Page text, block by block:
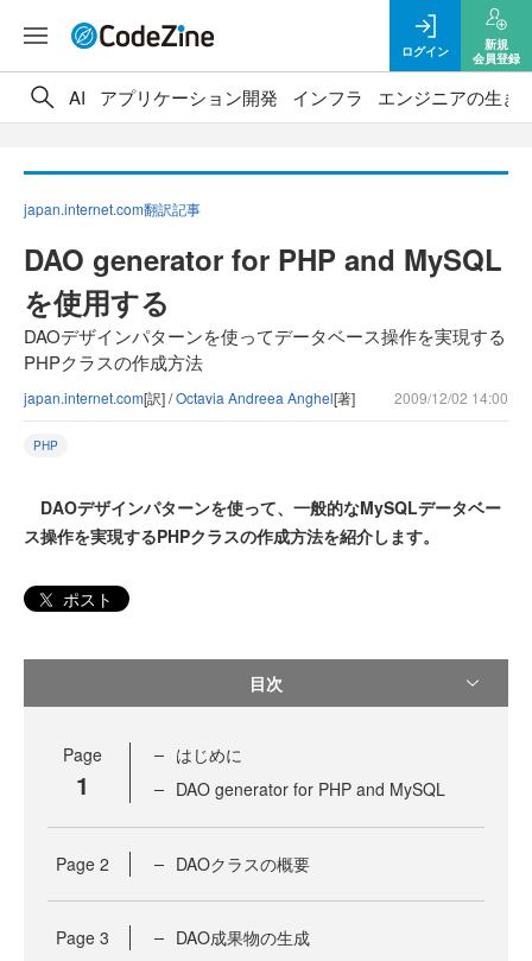
ログイン
新規
会員登録
AI アプリケーション開発 インフラ エンジニアの生き
japan.internet.com翻訳記事
DAO generator for PHP and MySQL
を使用する
DAOデザインパターンを使ってデータベース操作を実現する
PHPクラスの作成方法
japan.internet.com[訳] /Octavia Andreea Anghel[著] 2009/12/02 14:00
PHP
DAOデザインパターンを使って、一般的なMySQLデータベー
ス操作を実現するPHPクラスの作成方法を紹介します。
ポスト
目次
Page
1
はじめに
DAO generator for PHP and MySQL
Page 2 DAOクラスの概要
Page 3 DAO成果物の生成